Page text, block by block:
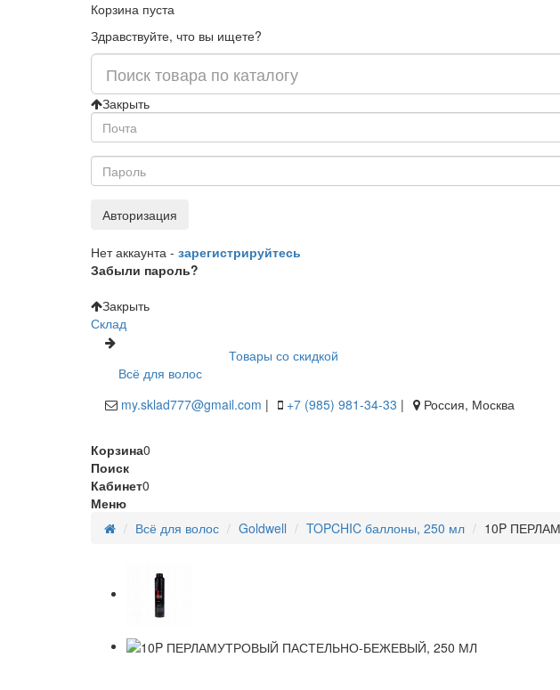
Корзина пуста
Здравствуйте, что вы ищете?
Закрыть
Авторизация
Нет аккаунта - зарегистрируйтесь
Забыли пароль?
Закрыть
Склад
Всё для волос
Товары со скидкой
my.sklad777@gmail.com | +7 (985) 981-34-33 | Россия, Москва
Корзина0
Поиск
Кабинет0
Меню
Всё для волос
Goldwell TOPCHIC баллоны, 250 мл 10P